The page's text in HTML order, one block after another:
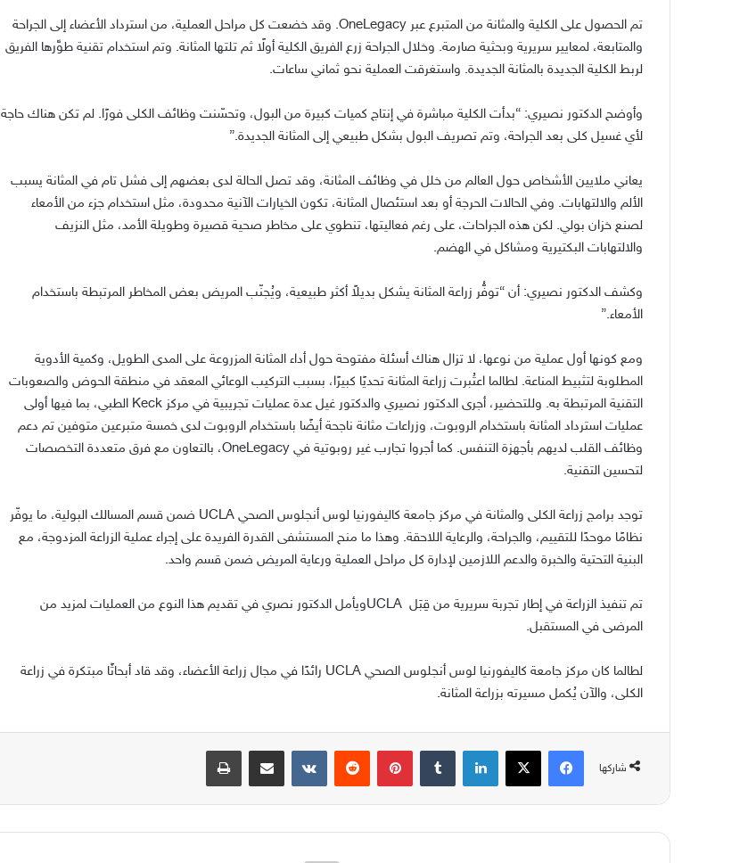
تم الحصول على الكلية والمثانة من المتبرع عبر
وقد خضعت كل مراحل العملية، من استرداد الأعضاء إلى الجراحة
والمتابعة، لمعايير سريرية وبحثية صارمة. وخلال الجراحة زرع الفريق الكلية أولًا ثم تلتها المثانة. وتم استخدام تقنية طوَّرها الفريق
لربط الكلية الجديدة بالمثانة الجديدة. واستغرقت العملية نحو ثماني ساعات.
وأوضح الدكتور نصيري: “بدأت الكلية مباشرة في إنتاج كميات كبيرة من البول، وتحسّنت وظائف الكلى فورًا. لم تكن هناك حاجة
لأي غسيل كلى بعد الجراحة، وتم تصريف البول بشكل طبيعي إلى المثانة الجديدة.”
يعاني ملايين الأشخاص حول العالم من خلل في وظائف المثانة، وقد تصل الحالة لدى بعضهم إلى فشل تام في المثانة يسبب
الألم والالتهابات. وفي الحالات الحرجة أو بعد استئصال المثانة، تكون الخيارات الآنية محدودة، مثل استخدام جزء من الأمعاء
لصنع خزان بولي. لكن هذه الجراحات، على رغم فعاليتها، تنطوي على مخاطر صحية قصيرة وطويلة الأمد، مثل النزيف
والالتهابات البكتيرية ومشاكل في الهضم.
وكشف الدكتور نصيري: أن “توفُّر زراعة المثانة يشكل بديلاً أكثر طبيعية، ويُجنّب المريض بعض المخاطر المرتبطة باستخدام
الأمعاء.”
ومع كونها أول عملية من نوعها، لا تزال هناك أسئلة مفتوحة حول أداء المثانة المزروعة على المدى الطويل، وكمية الأدوية
المطلوبة لتثبيط المناعة. لطالما اعتُبرت زراعة المثانة تحديًا كبيرًا، بسبب التركيب الوعائي المعقد في منطقة الحوض والصعوبات
التقنية المرتبطة به. وللتحضير، أجرى الدكتور نصيري والدكتور غيل عدة عمليات تجريبية في مركز
الطبي، بما فيها أولى
عمليات استرداد المثانة باستخدام الروبوت، وزراعات مثانة ناجحة أيضًا باستخدام الروبوت لدى خمسة متبرعين متوفين تم دعم
وظائف القلب لديهم بأجهزة التنفس. كما أجروا تجارب غير روبوتية في
، بالتعاون مع فرق متعددة التخصصات
لتحسين التقنية.
توجد برامج زراعة الكلى والمثانة في مركز جامعة كاليفورنيا لوس أنجلوس الصحي
ضمن قسم المسالك البولية، ما يوفّر
نظامًا موحدًا للتقييم، والجراحة، والرعاية اللاحقة. وهذا ما منح المستشفى القدرة الفريدة على إجراء عملية الزراعة المزدوجة، مع
البنية التحتية والخبرة والدعم اللازمين لإدارة كل مراحل العملية ورعاية المريض ضمن قسم واحد.
تم تنفيذ الزراعة في إطار تجربة سريرية من قِبَل UCLAويأمل الدكتور نصري في تقديم هذا النوع من العمليات لمزيد من
المرضى في المستقبل.
لطالما كان مركز جامعة كاليفورنيا لوس أنجلوس الصحي
رائدًا في مجال زراعة الأعضاء، وقد قاد أبحاثًا مبتكرة في زراعة
الكلى، والآن يُكمل مسيرته بزراعة المثانة.
شاركها
فيسبوك‫X لينكدإن بينتيريست مشاركة عبر البريد طباعة